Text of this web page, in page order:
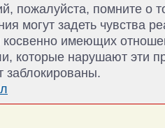
пожалуйста, помните о
могут задеть чувства
косвенно имеющих
которые нарушают эти
заблокированы.